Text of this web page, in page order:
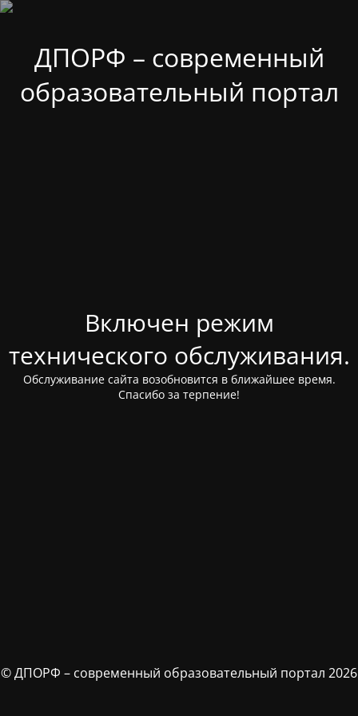
ДПОРФ – современный
образовательный портал
Включен режим
технического обслуживания.
Обслуживание сайта возобновится в ближайшее время.
Спасибо за терпение!
© ДПОРФ – современный образовательный портал 2026